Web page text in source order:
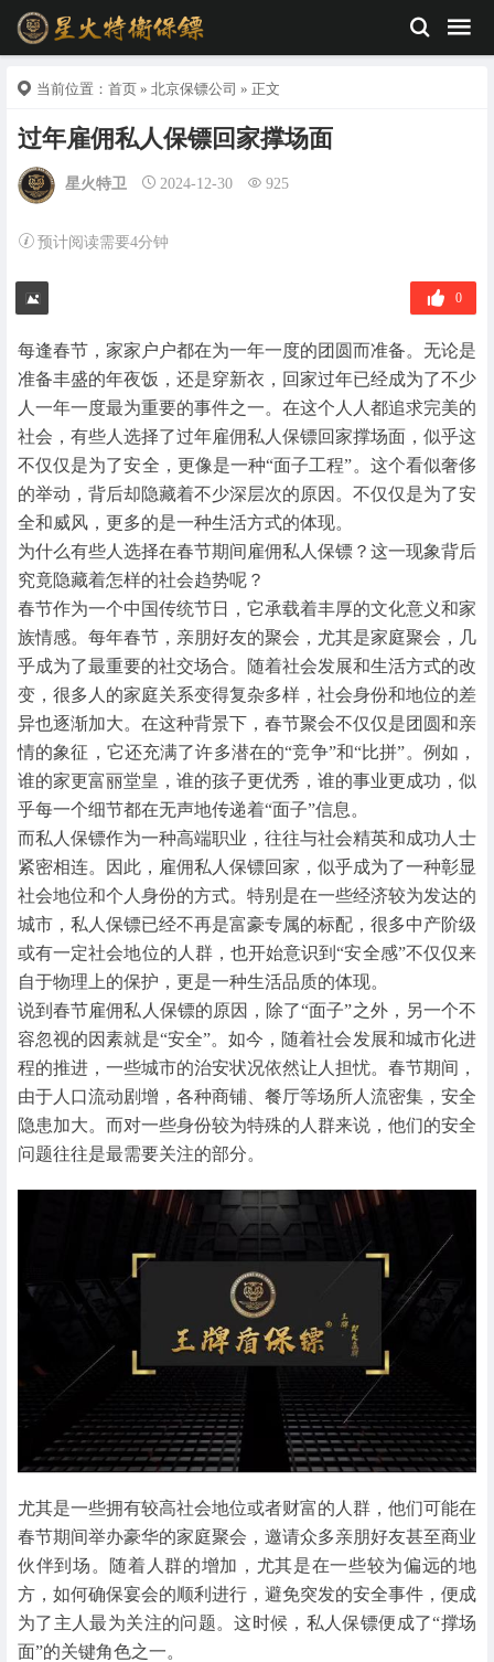
当前位置： 首页 » 北京保镖公司 » 正文
过年雇佣私人保镖回家撑场面
星火特卫 2024-12-30 925
预计阅读需要4分钟
0
每逢春节，家家户户都在为一年一度的团圆而准备。无论是
准备丰盛的年夜饭，还是穿新衣，回家过年已经成为了不少
人一年一度最为重要的事件之一。在这个人人都追求完美的
社会，有些人选择了过年雇佣私人保镖回家撑场面，似乎这
不仅仅是为了安全，更像是一种“面子工程”。这个看似奢侈
的举动，背后却隐藏着不少深层次的原因。不仅仅是为了安
全和威风，更多的是一种生活方式的体现。
为什么有些人选择在春节期间雇佣私人保镖？这一现象背后
究竟隐藏着怎样的社会趋势呢？
春节作为一个中国传统节日，它承载着丰厚的文化意义和家
族情感。每年春节，亲朋好友的聚会，尤其是家庭聚会，几
乎成为了最重要的社交场合。随着社会发展和生活方式的改
变，很多人的家庭关系变得复杂多样，社会身份和地位的差
异也逐渐加大。在这种背景下，春节聚会不仅仅是团圆和亲
情的象征，它还充满了许多潜在的“竞争”和“比拼”。例如，
谁的家更富丽堂皇，谁的孩子更优秀，谁的事业更成功，似
乎每一个细节都在无声地传递着“面子”信息。
而私人保镖作为一种高端职业，往往与社会精英和成功人士
紧密相连。因此，雇佣私人保镖回家，似乎成为了一种彰显
社会地位和个人身份的方式。特别是在一些经济较为发达的
城市，私人保镖已经不再是富豪专属的标配，很多中产阶级
或有一定社会地位的人群，也开始意识到“安全感”不仅仅来
自于物理上的保护，更是一种生活品质的体现。
说到春节雇佣私人保镖的原因，除了“面子”之外，另一个不
容忽视的因素就是“安全”。如今，随着社会发展和城市化进
程的推进，一些城市的治安状况依然让人担忧。春节期间，
由于人口流动剧增，各种商铺、餐厅等场所人流密集，安全
隐患加大。而对一些身份较为特殊的人群来说，他们的安全
问题往往是最需要关注的部分。
尤其是一些拥有较高社会地位或者财富的人群，他们可能在
春节期间举办豪华的家庭聚会，邀请众多亲朋好友甚至商业
伙伴到场。随着人群的增加，尤其是在一些较为偏远的地
方，如何确保宴会的顺利进行，避免突发的安全事件，便成
为了主人最为关注的问题。这时候，私人保镖便成了“撑场
面”的关键角色之一。